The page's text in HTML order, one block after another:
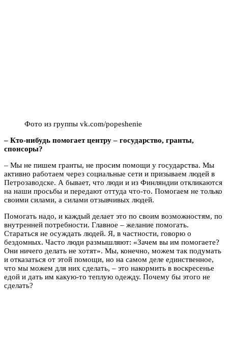
Фото из группы vk.com/popeshenie
– Кто-нибудь помогает центру – государство, гранты,
спонсоры?
– Мы не пишем гранты, не просим помощи у государства. Мы
активно работаем через социальные сети и призываем людей в
Петрозаводске. А бывает, что люди и из Финляндии откликаются
на наши просьбы и передают оттуда что-то. Помогаем не только
своими силами, а силами отзывчивых людей.
Помогать надо, и каждый делает это по своим возможностям, по
внутренней потребности. Главное – желание помогать.
Стараться не осуждать людей. Я, в частности, говорю о
бездомных. Часто люди размышляют: «Зачем вы им помогаете?
Они ничего делать не хотят». Мы, конечно, можем так подумать
и отказаться от этой помощи, но на самом деле единственное,
что мы можем для них сделать, – это накормить в воскресенье
едой и дать им какую-то теплую одежду. Почему бы этого не
сделать?